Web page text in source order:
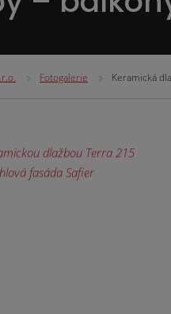
Fotogalerie Keramická